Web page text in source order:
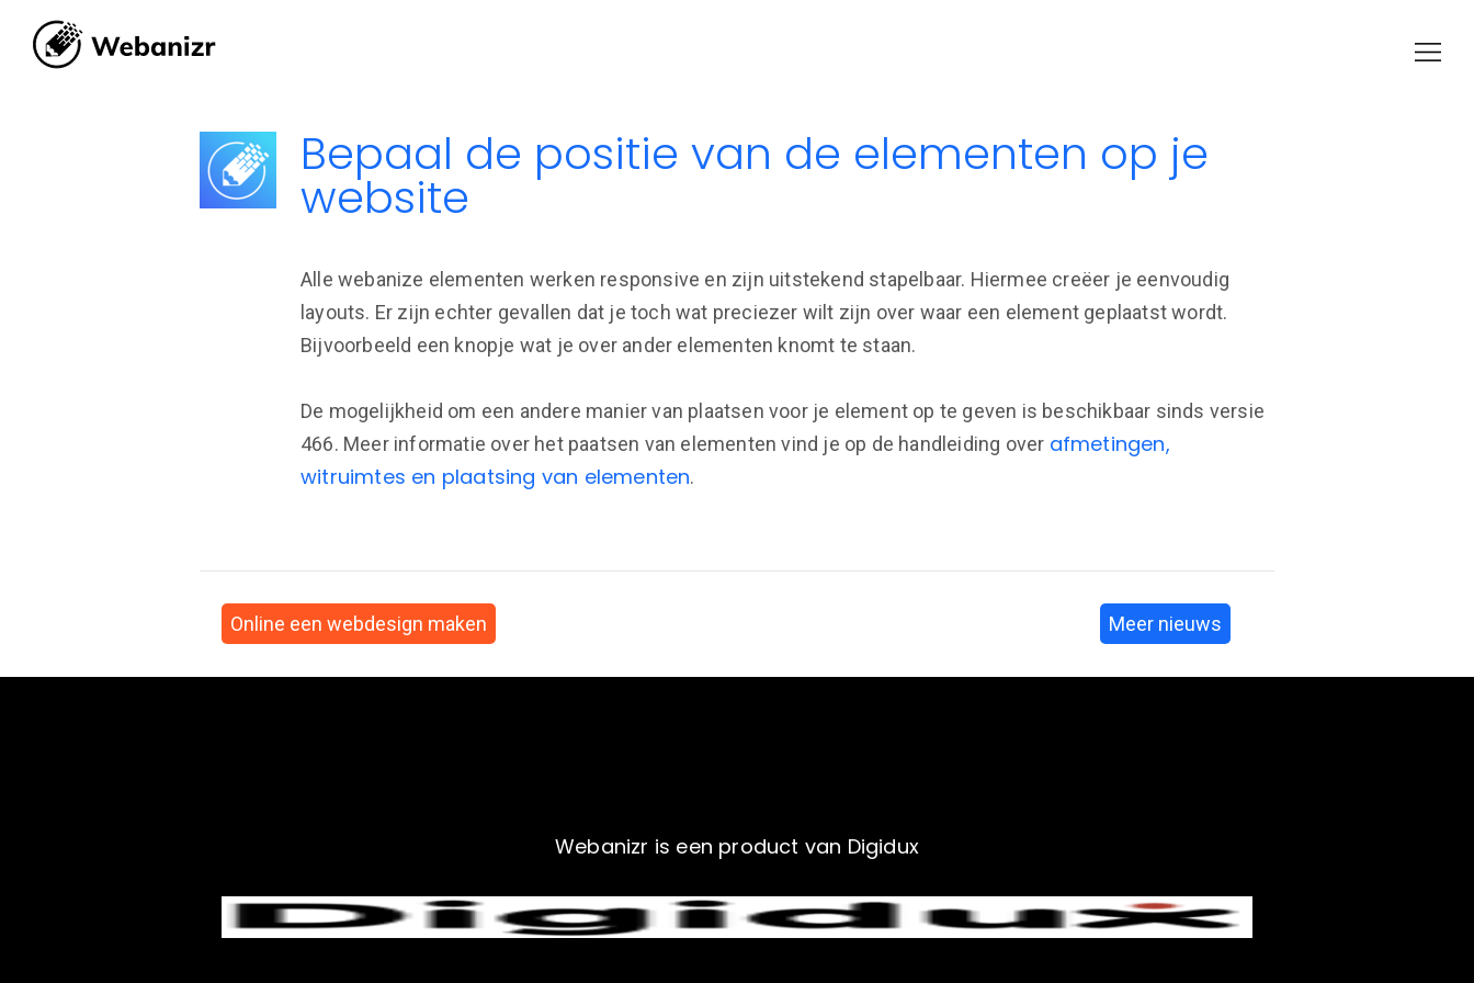
Bepaal de positie van de elementen op je
website
Alle webanize elementen werken responsive en zijn uitstekend stapelbaar. Hiermee creëer je eenvoudig
layouts. Er zijn echter gevallen dat je toch wat preciezer wilt zijn over waar een element geplaatst wordt.
Bijvoorbeeld een knopje wat je over ander elementen knomt te staan.
De mogelijkheid om een andere manier van plaatsen voor je element op te geven is beschikbaar sinds versie
466. Meer informatie over het paatsen van elementen vind je op de handleiding over afmetingen,
witruimtes en plaatsing van elementen.
Online een webdesign maken Meer nieuws
Webanizr is een product van Digidux